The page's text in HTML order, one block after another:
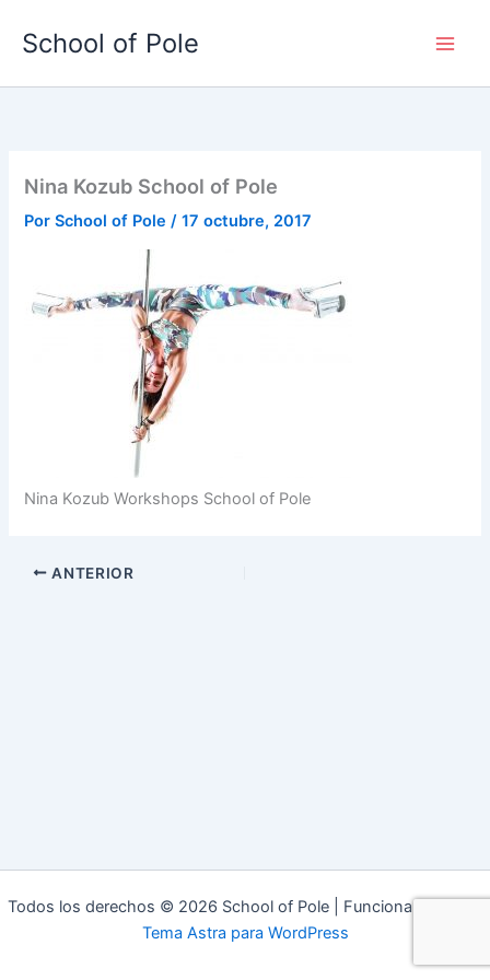
School of Pole
Nina Kozub School of Pole
PorSchool of Pole/17 octubre, 2017
Nina Kozub Workshops School of Pole
ANTERIOR
Todos los derechos © 2026 School of Pole | Funciona gracias a
Tema Astra para WordPress